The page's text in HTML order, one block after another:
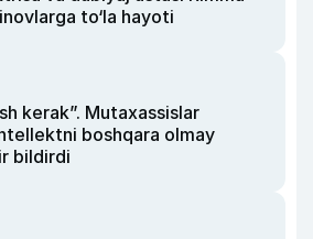
to‘la hayoti
kerak”. Mutaxassislar
boshqara olmay
bildirdi